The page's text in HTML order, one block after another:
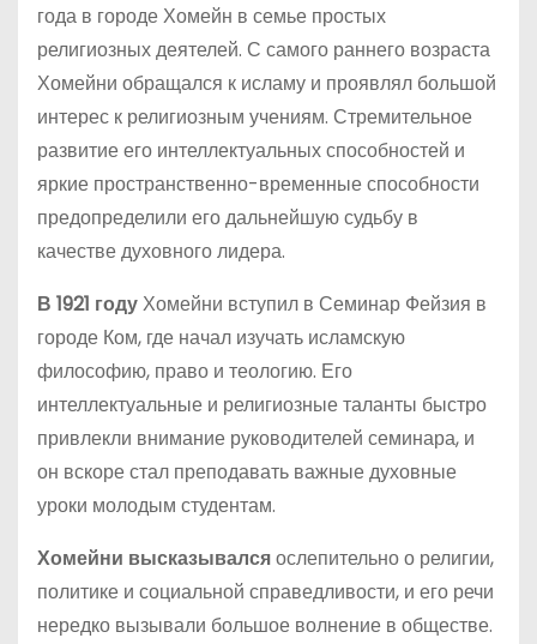
года в городе Хомейн в семье простых
религиозных деятелей. С самого раннего возраста
Хомейни обращался к исламу и проявлял большой
интерес к религиозным учениям. Стремительное
развитие его интеллектуальных способностей и
яркие пространственно-временные способности
предопределили его дальнейшую судьбу в
качестве духовного лидера.
В 1921 годуХомейни вступил в Семинар Фейзия в
городе Ком, где начал изучать исламскую
философию, право и теологию. Его
интеллектуальные и религиозные таланты быстро
привлекли внимание руководителей семинара, и
он вскоре стал преподавать важные духовные
уроки молодым студентам.
Хомейни высказывалсяослепительно о религии,
политике и социальной справедливости, и его речи
нередко вызывали большое волнение в обществе.